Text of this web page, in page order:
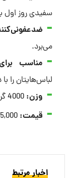
سفیدی روز اول
می‌برد.
مناسب
لباس‌هایتان را
وزن:
قیمت: 85,000
اخبار مرتبط